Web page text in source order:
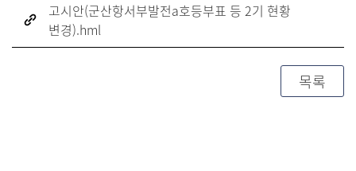
고시안(군산항서부발전a호등부표 등 2기 현황
변경).hml
목록